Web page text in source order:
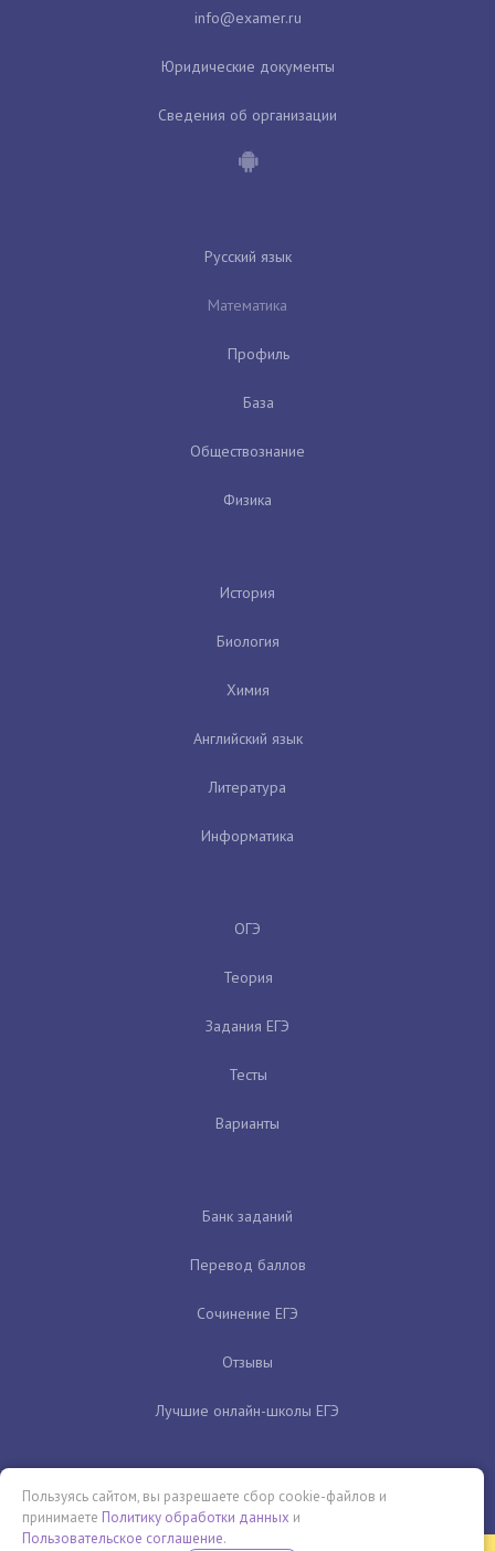
Юридические документы
Сведения об организации
Русский язык
Математика
Профиль
База
Обществознание
Физика
История
Биология
Химия
Английский язык
Литература
Информатика
ОГЭ
Теория
Задания ЕГЭ
Тесты
Варианты
Банк заданий
Перевод баллов
Сочинение ЕГЭ
Отзывы
Лучшие онлайн-школы ЕГЭ
Пользуясь сайтом, вы разрешаете сбор cookie-файлов и
принимаете Политику обработки данных и
Пользовательское соглашение.